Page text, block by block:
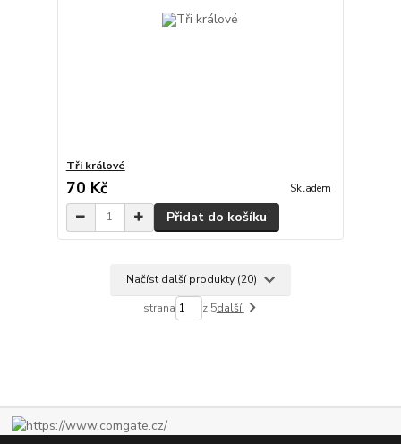
Tři králové
70 Kč Skladem
Přidat do košíku
Načíst další produkty (20)
strana z 5další